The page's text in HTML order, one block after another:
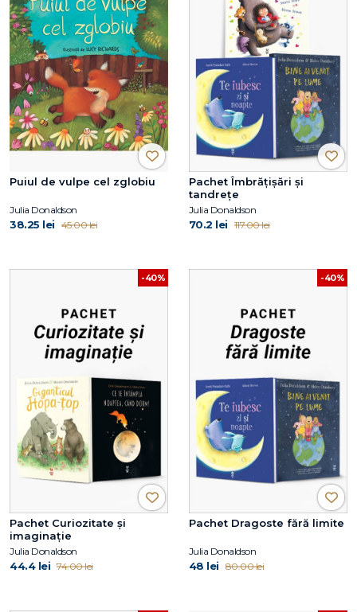
Puiul de vulpe cel zglobiu
Julia Donaldson
38.25 lei 45.00 lei
Pachet Îmbrățișări și
tandrețe
Julia Donaldson
70.2 lei 117.00 lei
-40%
Pachet Curiozitate și
imaginație
Julia Donaldson
44.4 lei 74.00 lei
-40%
Pachet Dragoste fără limite
Julia Donaldson
48 lei 80.00 lei